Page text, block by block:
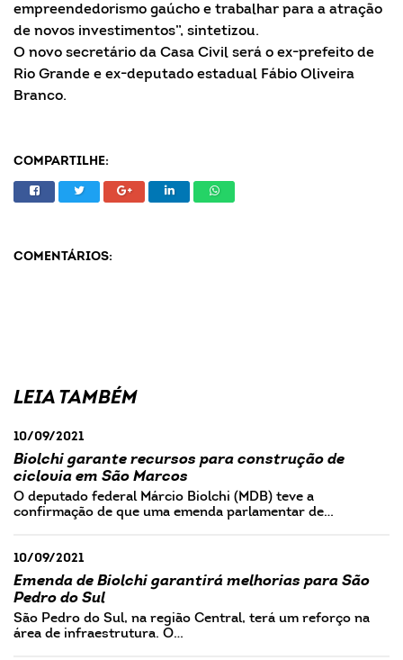
empreendedorismo gaúcho e trabalhar para a atração
de novos investimentos”, sintetizou.
O novo secretário da Casa Civil será o ex-prefeito de
Rio Grande e ex-deputado estadual Fábio Oliveira
Branco.
COMPARTILHE:
COMENTÁRIOS:
LEIA TAMBÉM
10/09/2021
Biolchi garante recursos para construção de
ciclovia em São Marcos
O deputado federal Márcio Biolchi (MDB) teve a
confirmação de que uma emenda parlamentar de…
10/09/2021
Emenda de Biolchi garantirá melhorias para São
Pedro do Sul
São Pedro do Sul, na região Central, terá um reforço na
área de infraestrutura. O…